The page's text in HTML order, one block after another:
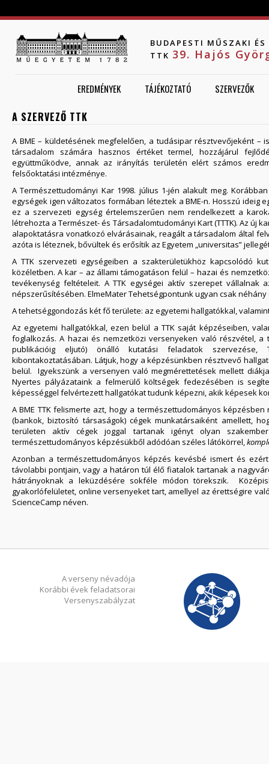
BUDAPESTI MŰSZAKI
TTK 39. Hajós
EREDMÉNYEK TÁJÉKOZTATÓ SZERVEZŐK
A SZERVEZŐ TTK
A BME – küldetésének megfelelően, a tudásipar résztvevőjeként
társadalom számára hasznos értéket termel, hozzájárul
együttműködve, annak az irányítás területén elért számos
felsőoktatási intézménye.
A Természettudományi Kar 1998. július 1-jén alakult meg.
egységek igen változatos formában léteztek a BME-n. Hosszú ideig
ez a szervezeti egység értelemszerűen nem rendelkezett a
létrehozta a Természet- és Társadalomtudományi Kart (TTTK). Az
alapoktatásra vonatkozó elvárásainak, reagált a társadalom által
azóta is léteznek, bővültek és erősítik az Egyetem „universitas”
A TTK szervezeti egységeiben a szakterületükhöz kapcsolódó
közéletben. A kar – az állami támogatáson felül – hazai és
tevékenység feltételeit. A TTK egységei aktív szerepet vállalnak
népszerűsítésében. ElmeMater Tehetségpontunk ugyan csak
A tehetséggondozás két fő területe: az egyetemi hallgatókkal,
Az egyetemi hallgatókkal, ezen belül a TTK saját képzéseiben,
foglalkozás. A hazai és nemzetközi versenyeken való részvétel,
publikációig eljutó) önálló kutatási feladatok
kibontakoztatásában. Látjuk, hogy a képzésünkben résztvevő
belül. Igyekszünk a versenyen való megmérettetések mellett
Nyertes pályázataink a felmerülő költségek fedezésében is
képességgel felvértezett hallgatókat tudunk képezni, akik képesek
A BME TTK felismerte azt, hogy a természettudományos
(bankok, biztosító társaságok) cégek munkatársaiként amellett,
területen aktív cégek joggal tartanak igényt olyan
természettudományos képzésükből adódóan széles látókörrel,
Azonban a természettudományos képzés kevésbé ismert és
távolabbi pontjain, vagy a határon túl élő fiatalok tartanak a
hátrányoknak a leküzdésére sokféle módon törekszik.
gyakorlófelületet, online versenyeket tart, amellyel az érettségire
ScienceCamp néven.
A verseny névadója
Korábbi évek feladatsorai
Versenyszabályzat